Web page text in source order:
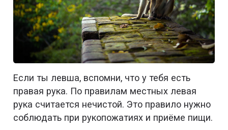
Если ты левша, вспомни, что у тебя есть
правая рука. По правилам местных левая
рука считается нечистой. Это правило нужно
соблюдать при рукопожатиях и приёме пищи.